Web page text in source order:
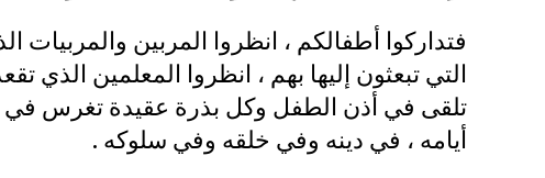
فتداركوا أطفالكم ، انظروا المربين والمربيات
التي تبعثون إليها بهم ، انظروا المعلمين الذي
تلقى في أذن الطفل وكل بذرة عقيدة تغرس في
أيامه ، في دينه وفي خلقه وفي سلوكه .